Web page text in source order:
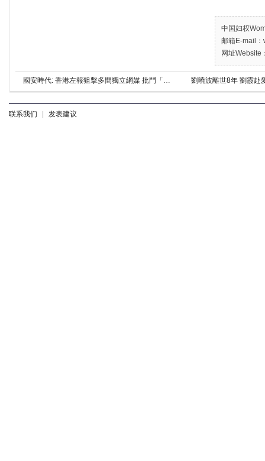
中国妇权
邮箱E-mail
网址Website
國安時代: 香港左報狙擊多間獨立網媒 批鬥「軟對抗」 劉曉波離世8年 劉霞赴
联系我们 发表建议